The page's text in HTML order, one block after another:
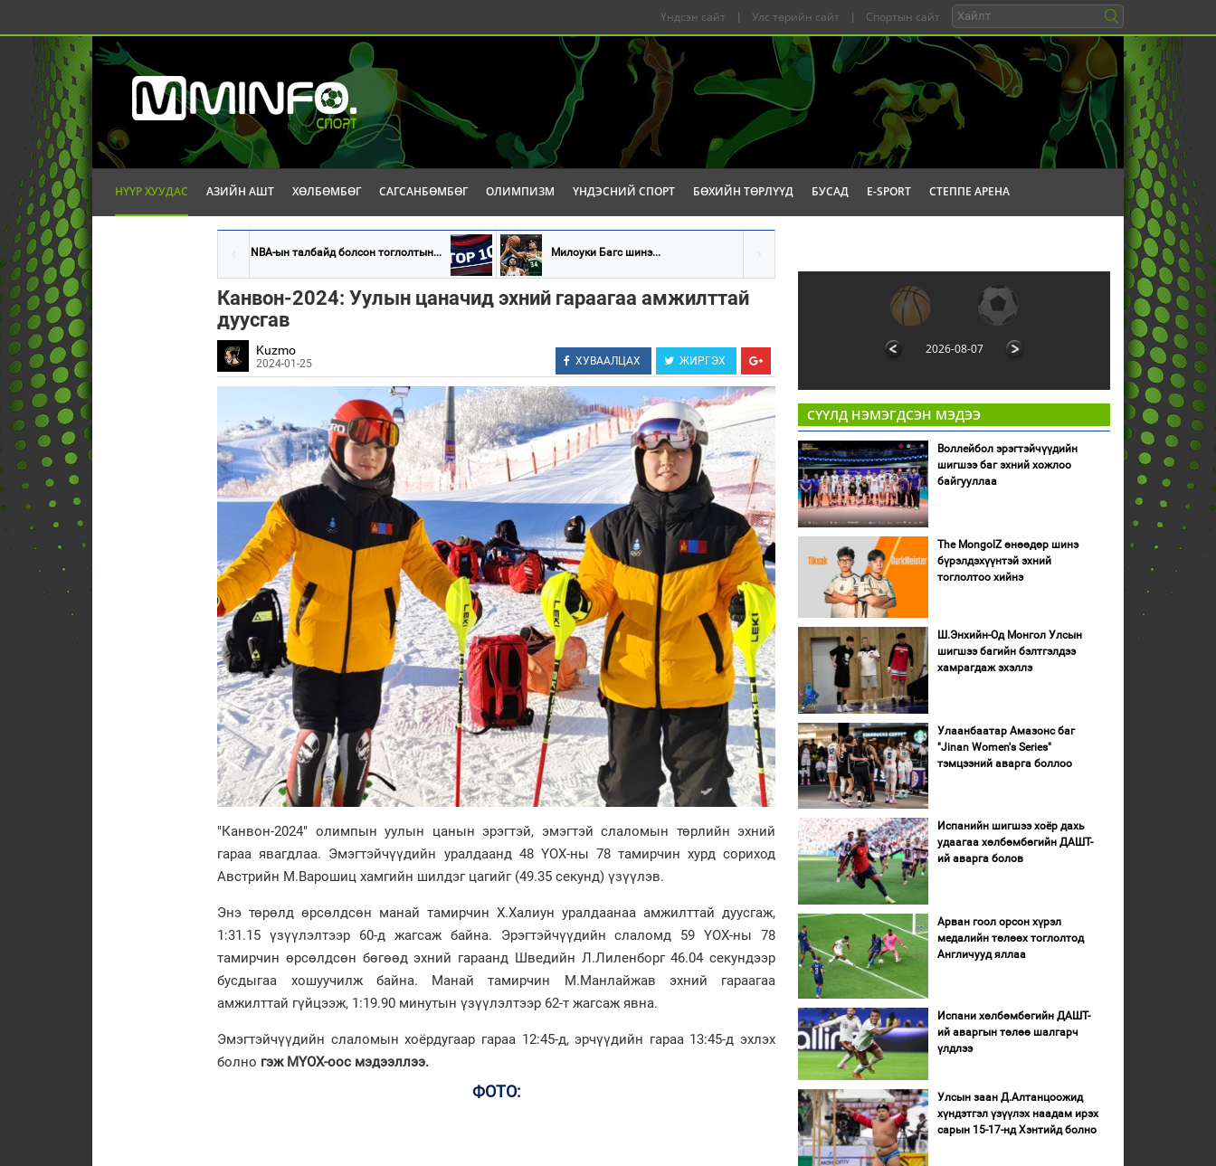
Үндсэн сайт | Улс төрийн сайт | Спортын сайт
НҮҮР ХУУДАС АЗИЙН АШТ ХӨЛБӨМБӨГ САГСАНБӨМБӨГ ОЛИМПИЗМ ҮНДЭСНИЙ СПОРТ БӨХИЙН ТӨРЛҮҮД БУСАД E-SPORT СТЕППЕ АРЕНА
NBA-ын талбайд болсон тоглолтын... Милоуки Багс шинэ...
Канвон-2024: Уулын цаначид эхний гараагаа амжилттай
дуусгав
Kuzmo
2024-01-25 ХУВААЛЦАХ ЖИРГЭХ
"Канвон-2024" олимпын уулын цанын эрэгтэй, эмэгтэй слаломын төрлийн эхний
гараа явагдлаа. Эмэгтэйчүүдийн уралдаанд 48 ҮОХ-ны 78 тамирчин хурд сориход
Австрийн М.Варошиц хамгийн шилдэг цагийг (49.35 секунд) үзүүлэв.
Энэ төрөлд өрсөлдсөн манай тамирчин Х.Халиун уралдаанаа амжилттай дуусгаж,
1:31.15 үзүүлэлтээр 60-д жагсаж байна. Эрэгтэйчүүдийн слаломд 59 ҮОХ-ны 78
тамирчин өрсөлдсөн бөгөөд эхний гараанд Шведийн Л.Лиленборг 46.04 секундээр
бусдыгаа хошуучилж байна. Манай тамирчин М.Манлайжав эхний гараагаа
амжилттай гүйцээж, 1:19.90 минутын үзүүлэлтээр 62-т жагсаж явна.
Эмэгтэйчүүдийн слаломын хоёрдугаар гараа 12:45-д, эрчүүдийн гараа 13:45-д эхлэх
болно гэж МҮОХ-оос мэдээллээ.
ФОТО:
2026-08-07
СҮҮЛД НЭМЭГДСЭН МЭДЭЭ
Воллейбол эрэгтэйчүүдийн
шигшээ баг эхний хожлоо
байгууллаа
The MongolZ өнөөдөр шинэ
бүрэлдэхүүнтэй эхний
тоглолтоо хийнэ
Ш.Энхийн-Од Монгол Улсын
шигшээ багийн бэлтгэлдээ
хамрагдаж эхэллэ
Улаанбаатар Амазонс баг
"Jinan Women's Series"
тэмцээний аварга боллоо
Испанийн шигшээ хоёр дахь
удаагаа хөлбөмбөгийн ДАШТ-
ий аварга болов
Арван гоол орсон хүрэл
медалийн төлөөх тоглолтод
Англичууд яллаа
Испани хөлбөмбөгийн ДАШТ-
ий аваргын төлөө шалгарч
үлдлээ
Улсын заан Д.Алтанцоожид
хүндэтгэл үзүүлэх наадам ирэх
сарын 15-17-нд Хэнтийд болно